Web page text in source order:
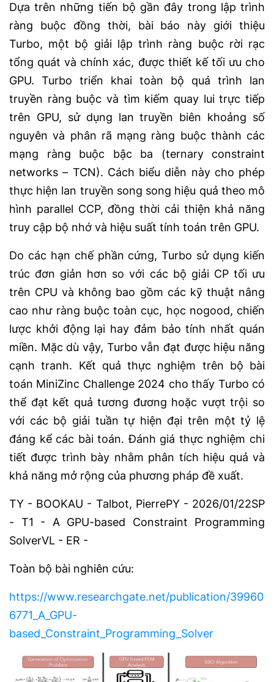
Dựa trên những tiến bộ gần đây trong lập trình
ràng buộc đồng thời, bài báo này giới thiệu
Turbo, một bộ giải lập trình ràng buộc rời rạc
tổng quát và chính xác, được thiết kế tối ưu cho
GPU. Turbo triển khai toàn bộ quá trình lan
truyền ràng buộc và tìm kiếm quay lui trực tiếp
trên GPU, sử dụng lan truyền biên khoảng số
nguyên và phân rã mạng ràng buộc thành các
mạng ràng buộc bậc ba (ternary constraint
networks – TCN). Cách biểu diễn này cho phép
thực hiện lan truyền song song hiệu quả theo mô
hình parallel CCP, đồng thời cải thiện khả năng
truy cập bộ nhớ và hiệu suất tính toán trên GPU.
Do các hạn chế phần cứng, Turbo sử dụng kiến
trúc đơn giản hơn so với các bộ giải CP tối ưu
trên CPU và không bao gồm các kỹ thuật nâng
cao như ràng buộc toàn cục, học nogood, chiến
lược khởi động lại hay đảm bảo tính nhất quán
miền. Mặc dù vậy, Turbo vẫn đạt được hiệu năng
cạnh tranh. Kết quả thực nghiệm trên bộ bài
toán MiniZinc Challenge 2024 cho thấy Turbo có
thể đạt kết quả tương đương hoặc vượt trội so
với các bộ giải tuần tự hiện đại trên một tỷ lệ
đáng kể các bài toán. Đánh giá thực nghiệm chi
tiết được trình bày nhằm phân tích hiệu quả và
khả năng mở rộng của phương pháp đề xuất.
TY - BOOKAU - Talbot, PierrePY - 2026/01/22SP
- T1 - A GPU-based Constraint Programming
SolverVL - ER -
Toàn bộ bài nghiên cứu:
https://www.researchgate.net/publication/39960
6771_A_GPU-
based_Constraint_Programming_Solver